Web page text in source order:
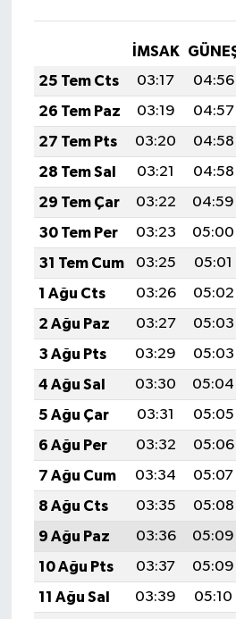
İMSAK
25 Tem Cts
03:17 04:56
26 Tem Paz
03:19 04:57
27 Tem Pts
03:20 04:58
28 Tem Sal
03:21 04:58
29 Tem Çar
03:22 04:59
30 Tem Per
03:23 05:00
31 Tem Cum
03:25 05:01
1 Ağu Cts
03:26 05:02
2 Ağu Paz
03:27 05:03
3 Ağu Pts
03:29 05:03
4 Ağu Sal
03:30 05:04
5 Ağu Çar
03:31 05:05
6 Ağu Per
03:32 05:06
7 Ağu Cum
03:34 05:07
8 Ağu Cts
03:35 05:08
9 Ağu Paz
03:36 05:09
10 Ağu Pts
03:37 05:09
11 Ağu Sal
03:39 05:10